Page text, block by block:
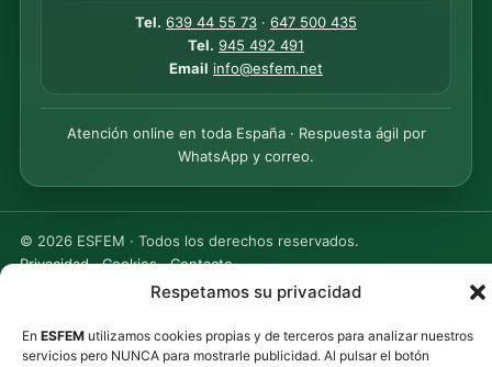
Respetamos su privacidad
En ESFEM utilizamos cookies propias y de terceros para analizar nuestros
servicios pero NUNCA para mostrarle publicidad. Al pulsar el botón
Tel. 639 44 55 73 · 647 500 435
Tel. 945 492 491
Email info@esfem.net
Atención online en toda España · Respuesta ágil por
WhatsApp y correo.
© 2026 ESFEM · Todos los derechos reservados.
Privacidad·Cookies·Contacto